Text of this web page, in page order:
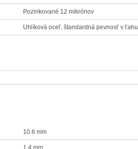
Pozinkované 12 mikrónov
Uhlíková oceľ, štandardná pevnosť v ťahu
10.6 mm
1.4 mm